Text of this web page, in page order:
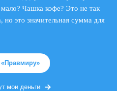
Чашка кофе? Это не так
это значительная сумма для
мои деньги